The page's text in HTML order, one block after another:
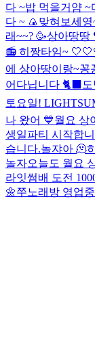
다 ~밥 먹을거얌 ~
다 ~ 🍙 맞혀보세
래~~? 🥳상아땅땅
📻 히짱타임~
에 상아땅이랑~꽁
어다닙니다 🐈‍⬛️
토요일!
나 왔어 💙월요 상
생일파티 시작합
습니다.놀쟈아 🫠
놀자오늘도 월요
라잇썸배 도전
🌼쭈노래방 영업